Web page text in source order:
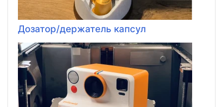
Дозатор/держатель капсул